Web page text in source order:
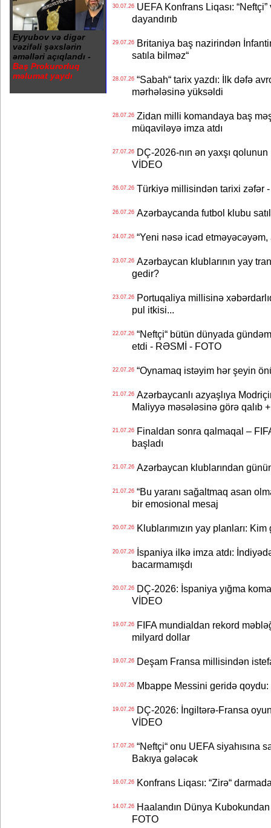
Eyyubov və digər
vəzifəli şəxslərin
əməlləri açıqlandı -
Baş Prokurorluq
məlumat yaydı
30.07.26UEFA Konfrans Liqası: “Neftçi”
dayandırıb
29.07.26Britaniya baş nazirindən
satıla bilməz“
28.07.26“Sabah“ tarix yazdı: İlk dəfə
mərhələsinə yüksəldi
28.07.26Zidan milli komandaya baş
müqaviləyə imza atdı
27.07.26DÇ-2026-nın ən yaxşı
VİDEO
26.07.26Türkiyə millisindən tarixi zəfər
26.07.26Azərbaycanda futbol klubu
24.07.26“Yeni nəsə icad etməyəcəyəm,
23.07.26Azərbaycan klublarının yay
gedir?
23.07.26Portuqaliya millisinə
pul itkisi...
22.07.26“Neftçi“ bütün dünyada
etdi - RƏSMİ - FOTO
22.07.26“Oynamaq istəyim hər şeyin
21.07.26Azərbaycanlı azyaşlıya
Maliyyə məsələsinə görə qalıb
21.07.26Finaldan sonra qalmaqal –
başladı
21.07.26Azərbaycan klublarından
21.07.26“Bu yaranı sağaltmaq asan
bir emosional mesaj
20.07.26Klublarımızın yay planları:
20.07.26İspaniya ilkə imza atdı:
bacarmamışdı
20.07.26DÇ-2026: İspaniya yığma
VİDEO
19.07.26FIFA mundialdan rekord
milyard dollar
19.07.26Deşam Fransa millisindən
19.07.26Mbappe Messini geridə qoydu:
19.07.26DÇ-2026: İngiltərə-Fransa
VİDEO
17.07.26“Neftçi“ onu UEFA siyahısına
Bakıya gələcək
16.07.26Konfrans Liqası: “Zirə“
14.07.26Haalandın Dünya Kubokundan
FOTO